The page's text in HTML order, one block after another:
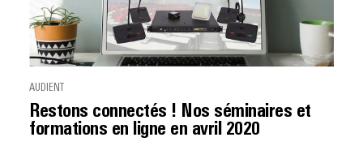
AUDIENT
Restons connectés ! Nos séminaires et
formations en ligne en avril 2020